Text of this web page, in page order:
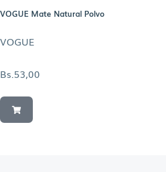
VOGUE Mate Natural Polvo
VOGUE
Bs.53,00